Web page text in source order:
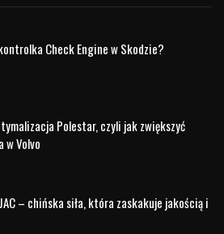
Check Engine w Skodzie?
Polestar, czyli jak zwiększyć
w Volvo
– chińska siła, która zaskakuje jakością i